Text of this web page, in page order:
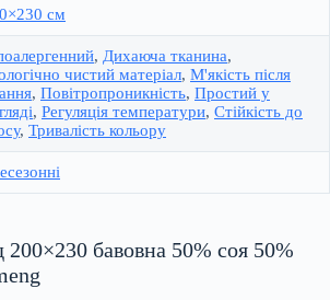
см
, Дихаюча тканина,
чистий матеріал, М'якість після
, Повітропроникність, Простий у
, Регуляція температури, Стійкість до
, Тривалість кольору
200×230 бавовна 50% соя 50%